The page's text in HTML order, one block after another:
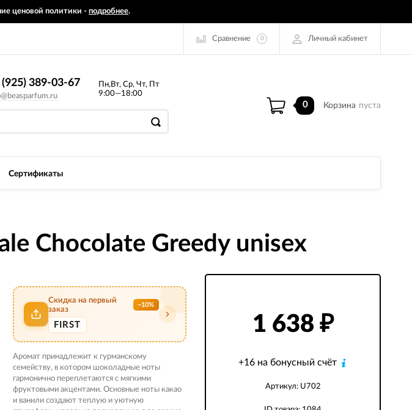
ценовой политики - подробнее.
Сравнение 0 Личный кабинет
(925) 389-03-67
Пн,Вт, Ср, Чт, Пт
9:00—18:00
0 Корзина пуста
Сертификаты
Chocolate Greedy unisex
Скидка на первый
заказ
−10%
FIRST
Аромат принадлежит к гурманскому
семейству, в котором шоколадные ноты
гармонично переплетаются с мягкими
фруктовыми акцентами. Основные ноты какао
и ванили создают теплую и уютную
1 638 ₽
+16 на бонусный счёт
Артикул: U702